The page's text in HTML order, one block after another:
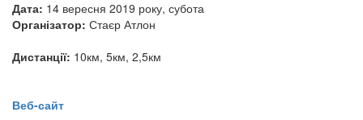
Дата: 14 вересня 2019 року, субота
Організатор: Стаєр Атлон
Дистанції: 10км, 5км, 2,5км
Веб-сайт